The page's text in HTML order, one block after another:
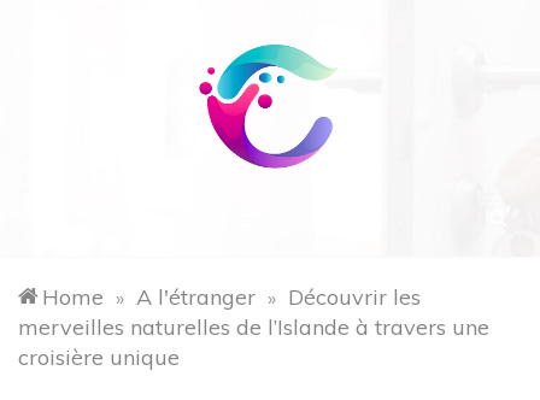
Home » A l'étranger » Découvrir les
merveilles naturelles de l’Islande à travers une
croisière unique